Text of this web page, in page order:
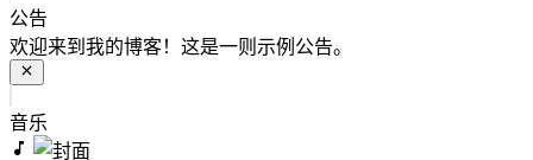
公告
欢迎来到我的博客！这是一则示例公告。
音乐